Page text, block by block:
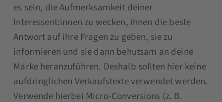
es sein, die Aufmerksamkeit deiner
Interessent:innen zu wecken, ihnen die beste
Antwort auf ihre Fragen zu geben, sie zu
informieren und sie dann behutsam an deine
Marke heranzuführen. Deshalb sollten hier keine
aufdringlichen Verkaufstexte verwendet werden.
Verwende hierbei Micro-Conversions (z. B.